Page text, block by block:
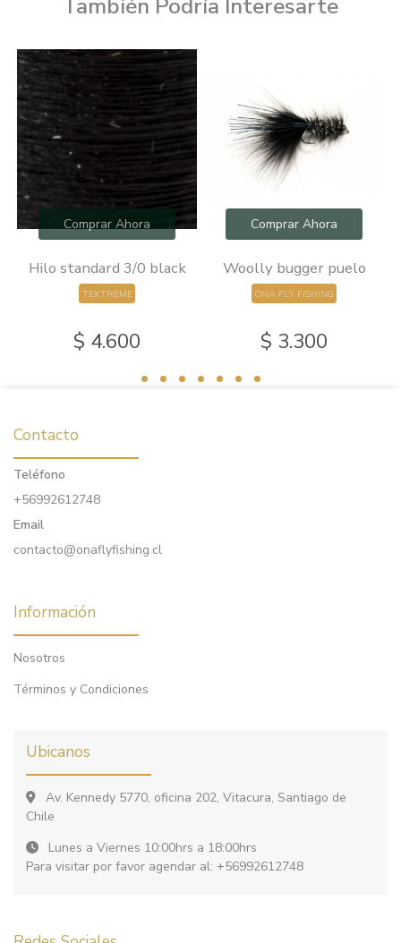
También Podría Interesarte
Comprar Ahora
Hilo standard 3/0 black
TEXTREME
$ 4.600
Comprar Ahora
Woolly bugger puelo
ONA FLY FISHING
$ 3.300
Contacto
Teléfono
+56992612748
Email
contacto@onaflyfishing.cl
Información
Nosotros
Términos y Condiciones
Ubicanos
Av. Kennedy 5770, oficina 202, Vitacura, Santiago de
Chile
Lunes a Viernes 10:00hrs a 18:00hrs
Para visitar por favor agendar al: +56992612748